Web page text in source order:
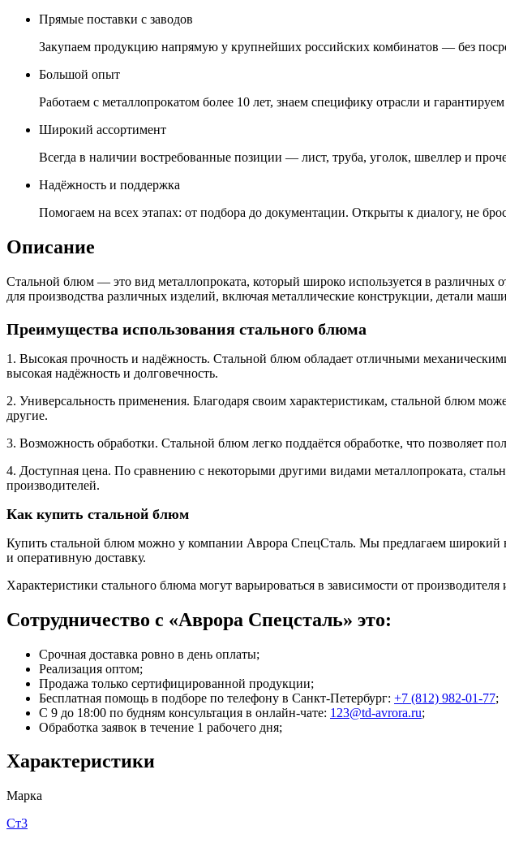
Прямые поставки с заводов
Закупаем продукцию напрямую у крупнейших российских комбинатов — без
Большой опыт
Работаем с металлопрокатом более 10 лет, знаем специфику отрасли и гарантируем
Широкий ассортимент
Всегда в наличии востребованные позиции — лист, труба, уголок, швеллер и
Надёжность и поддержка
Помогаем на всех этапах: от подбора до документации. Открыты к диалогу, не
Описание
Стальной блюм — это вид металлопроката, который широко используется в различных
для производства различных изделий, включая металлические конструкции, детали
Преимущества использования стального блюма
1. Высокая прочность и надёжность. Стальной блюм обладает отличными
высокая надёжность и долговечность.
2. Универсальность применения. Благодаря своим характеристикам, стальной блюм
другие.
3. Возможность обработки. Стальной блюм легко поддаётся обработке, что позволяет
4. Доступная цена. По сравнению с некоторыми другими видами металлопроката,
производителей.
Как купить стальной блюм
Купить стальной блюм можно у компании Аврора СпецСталь. Мы предлагаем широкий
и оперативную доставку.
Характеристики стального блюма могут варьироваться в зависимости от
Сотрудничество с «Аврора Спецсталь» это:
Срочная доставка ровно в день оплаты;
Реализация оптом;
Продажа только сертифицированной продукции;
Бесплатная помощь в подборе по телефону в Санкт-Петербург: +7 (812) 982-01-77;
С 9 до 18:00 по будням консультация в онлайн-чате: 123@td-avrora.ru;
Обработка заявок в течение 1 рабочего дня;
Характеристики
Марка
Ст3